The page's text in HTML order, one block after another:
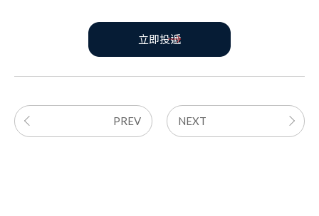
立即投遞
PREV NEXT